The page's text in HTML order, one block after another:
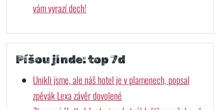
vám vyrazí dech!
Píšou jinde: top 7d
Unikli jsme, ale náš hotel je v plamenech, popsal
zpěvák Lexa závěr dovolené